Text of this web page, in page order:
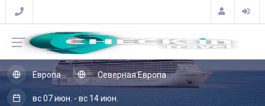
Европа Северная Европа
вс 07 июн. - вс 14 июн.